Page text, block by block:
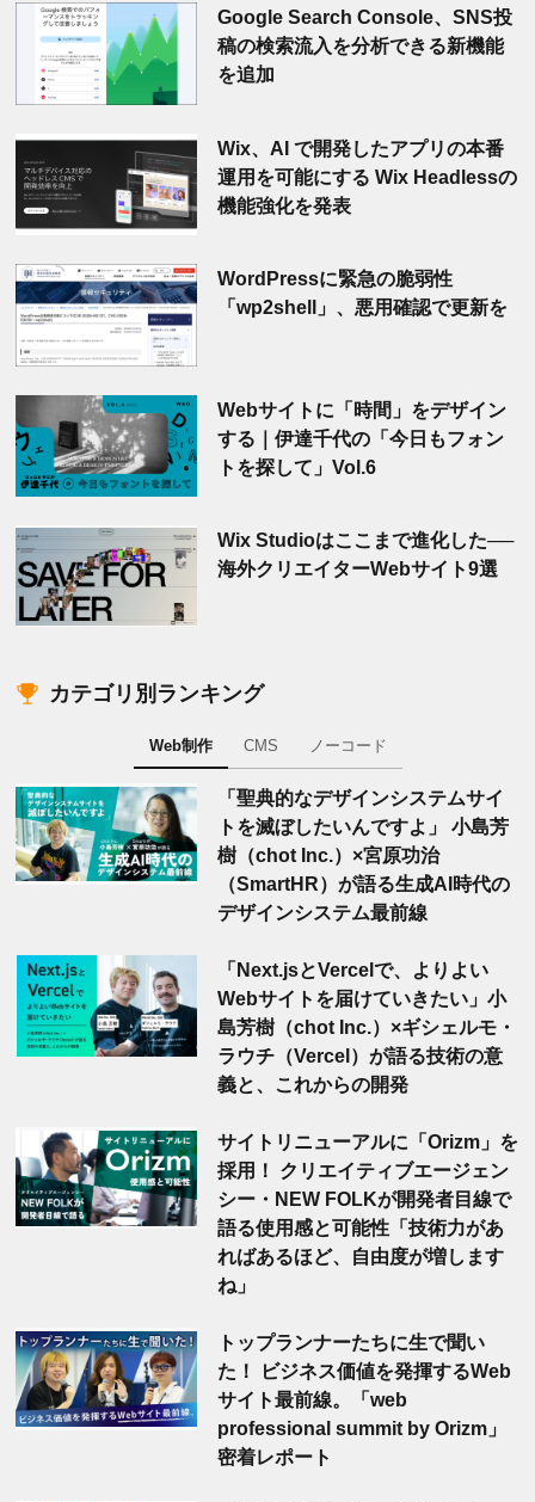
Google Search Console、SNS投
稿の検索流入を分析できる新機能
を追加
Wix、AI で開発したアプリの本番
運用を可能にする Wix Headlessの
機能強化を発表
WordPressに緊急の脆弱性
「wp2shell」、悪用確認で更新を
Webサイトに「時間」をデザイン
する｜伊達千代の「今日もフォン
トを探して」Vol.6
Wix Studioはここまで進化した──
海外クリエイターWebサイト9選
カテゴリ別ランキング
Web制作 CMS ノーコード
「聖典的なデザインシステムサイ
トを滅ぼしたいんですよ」 小島芳
樹（chot Inc.）×宮原功治
（SmartHR）が語る生成AI時代の
デザインシステム最前線
「Next.jsとVercelで、よりよい
Webサイトを届けていきたい」小
島芳樹（chot Inc.）×ギシェルモ・
ラウチ（Vercel）が語る技術の意
義と、これからの開発
サイトリニューアルに「Orizm」を
採用！ クリエイティブエージェン
シー・NEW FOLKが開発者目線で
語る使用感と可能性「技術力があ
ればあるほど、自由度が増します
ね」
トップランナーたちに生で聞い
た！ ビジネス価値を発揮するWeb
サイト最前線。「web
professional summit by Orizm」
密着レポート